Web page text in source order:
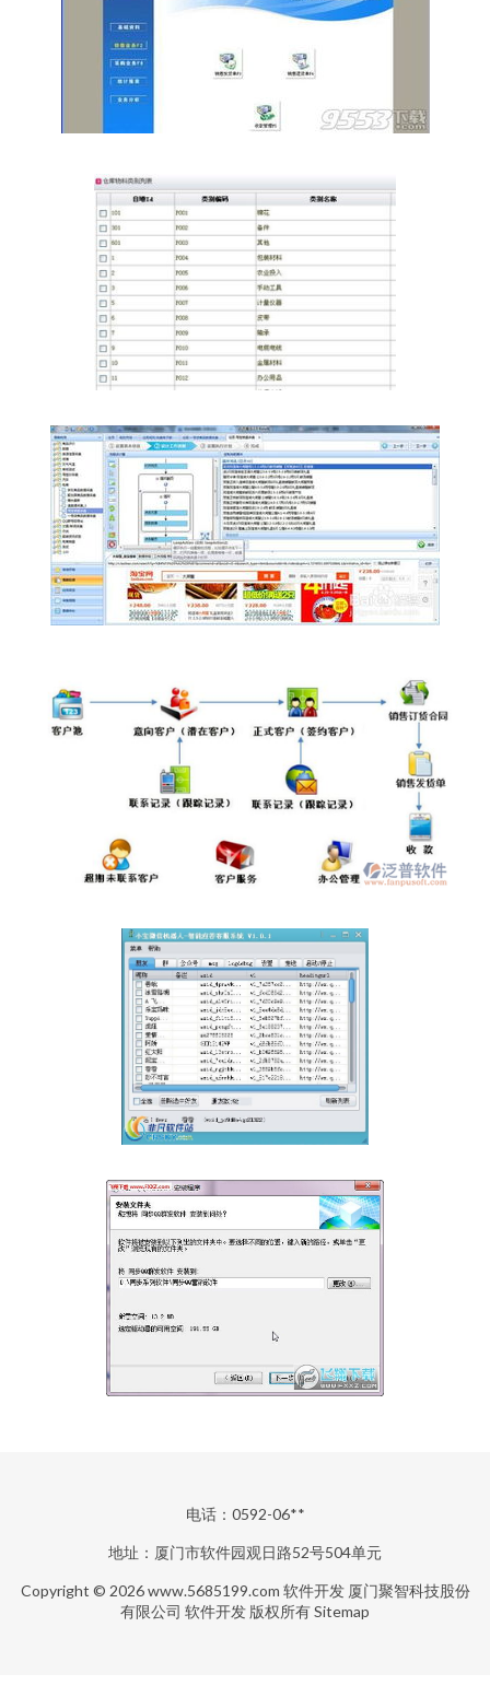
电话：0592-06**
地址：厦门市软件园观日路52号504单元
Copyright © 2026www.5685199.com 软件开发 厦门聚智科技股份
有限公司 软件开发 版权所有Sitemap